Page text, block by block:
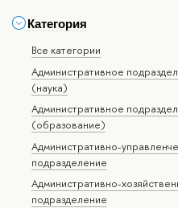
Категория
Все категории
Административное
(наука)
Административное
(образование)
Административно-
подразделение
Административно-
подразделение